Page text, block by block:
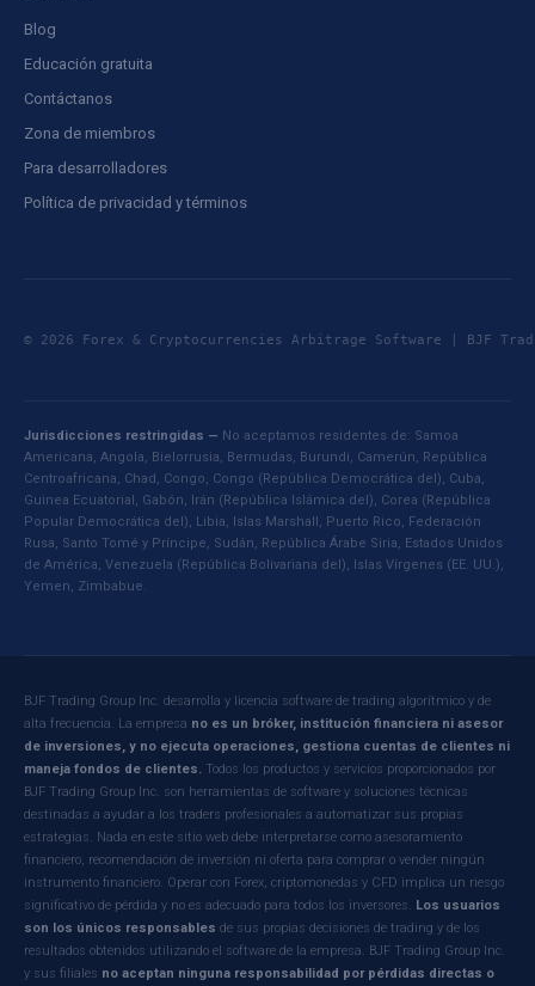
Blog
Educación gratuita
Contáctanos
Zona de miembros
Para desarrolladores
Política de privacidad y términos
© 2026 Forex & Cryptocurrencies Arbitrage Software |
Jurisdicciones restringidas — No aceptamos residentes de: Samoa
Americana, Angola, Bielorrusia, Bermudas, Burundi, Camerún, República
Centroafricana, Chad, Congo, Congo (República Democrática del), Cuba,
Guinea Ecuatorial, Gabón, Irán (República Islámica del), Corea (República
Popular Democrática del), Libia, Islas Marshall, Puerto Rico, Federación
Rusa, Santo Tomé y Príncipe, Sudán, República Árabe Siria, Estados Unidos
de América, Venezuela (República Bolivariana del), Islas Vírgenes (EE. UU.),
Yemen, Zimbabue.
BJF Trading Group Inc. desarrolla y licencia software de trading algorítmico y de
alta frecuencia. La empresa no es un bróker, institución financiera ni asesor
de inversiones, y no ejecuta operaciones, gestiona cuentas de clientes ni
maneja fondos de clientes. Todos los productos y servicios proporcionados por
BJF Trading Group Inc. son herramientas de software y soluciones técnicas
destinadas a ayudar a los traders profesionales a automatizar sus propias
estrategias. Nada en este sitio web debe interpretarse como asesoramiento
financiero, recomendación de inversión ni oferta para comprar o vender ningún
instrumento financiero. Operar con Forex, criptomonedas y CFD implica un riesgo
significativo de pérdida y no es adecuado para todos los inversores. Los usuarios
son los únicos responsables de sus propias decisiones de trading y de los
resultados obtenidos utilizando el software de la empresa. BJF Trading Group Inc.
y sus filiales no aceptan ninguna responsabilidad por pérdidas directas o